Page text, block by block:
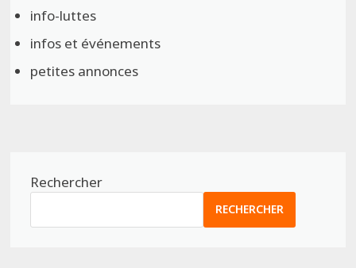
info-luttes
infos et événements
petites annonces
Rechercher
RECHERCHER